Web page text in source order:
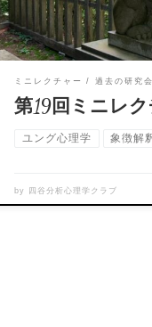
ミニレクチャー 過去の研究会
第19回ミニレ
ユング心理学 象徴解
by 四谷分析心理学クラブ